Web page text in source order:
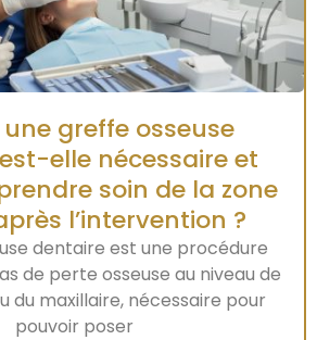
greffe osseuse
elle nécessaire et
soin de la zone
l’intervention ?
dentaire est une procédure
de perte osseuse au niveau de
du maxillaire, nécessaire pour
pouvoir poser